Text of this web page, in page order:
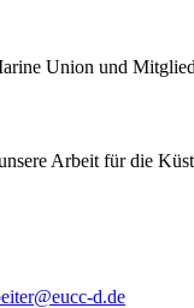
Union und
Arbeit für die
d.de